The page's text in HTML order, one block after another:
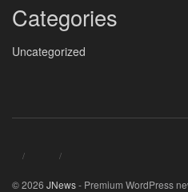
Categories
Uncategorized
© 2026 JNews- Premium WordPress